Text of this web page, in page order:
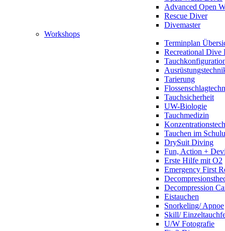
Advanced Open
Rescue Diver
Divemaster
Workshops
Terminplan
Recreational Dive
Tarierung
Tauchsicherheit
UW-Biologie
Tauchmedizin
Tauchen im
DrySuit Diving
Fun, Action +
Erste Hilfe mit O2
Emergency First
Decompression
Eistauchen
Snorkeling/ Apnoe
Skill/
U/W Fotografie